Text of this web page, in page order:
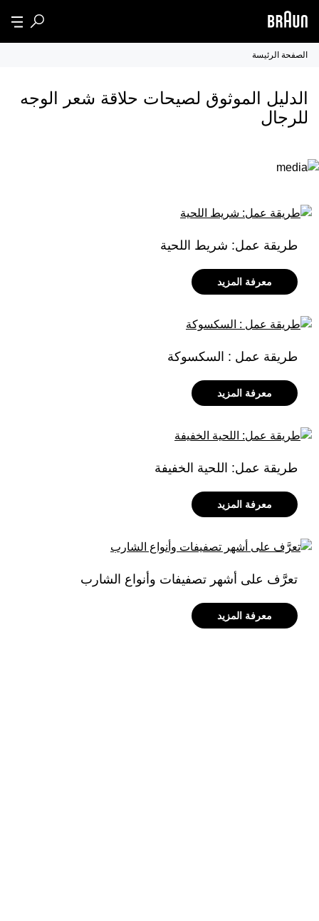
الصفحة الرئيسة
الدليل الموثوق لصيحات حلاقة شعر الوجه
للرجال
طريقة عمل: شريط اللحية
معرفة المزيد
طريقة عمل : السكسوكة
معرفة المزيد
طريقة عمل: اللحية الخفيفة
معرفة المزيد
تعرَّف على أشهر تصفيفات وأنواع الشارب
معرفة المزيد